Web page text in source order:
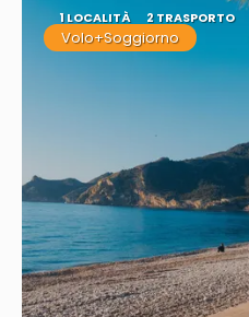
1 LOCALITÀ 2 TRASPORTO
Volo+Soggiorno